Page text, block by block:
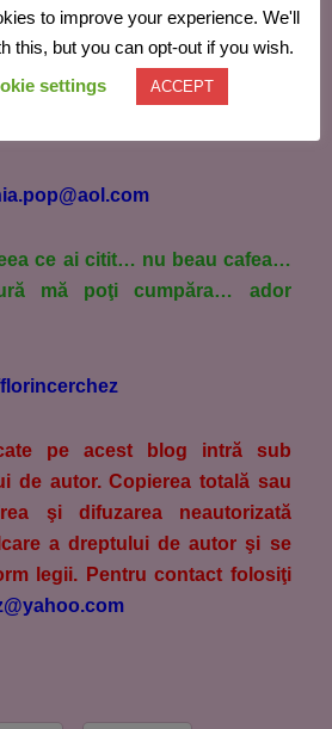
tale față de infidelitate?
ce ai citit… nu beau cafea…
mă poţi cumpăra… ador
pe acest blog intră sub
de autor. Copierea totală sau
şi difuzarea neautorizată
a dreptului de autor şi se
legii. Pentru contact folosiţi
to improve your experience. We'll
this, but you can opt-out if you wish.
settings
ACCEPT